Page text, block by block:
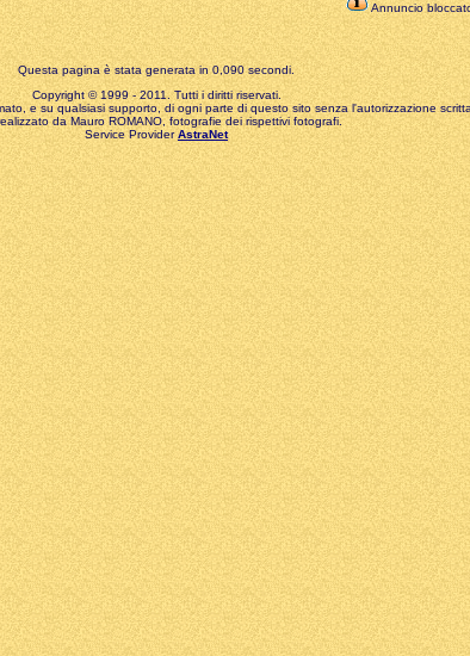
Annuncio
Questa pagina è stata generata in 0,090 secondi.
Copyright © 1999 - 2011. Tutti i diritti riservati.
e su qualsiasi supporto, di ogni parte di questo sito senza l'autorizzazione
da Mauro ROMANO, fotografie dei rispettivi fotografi.
Service ProviderAstraNet